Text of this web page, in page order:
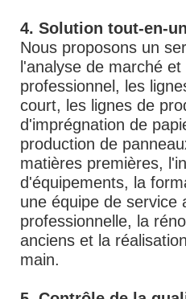
4. Solution tout-en-un
Nous proposons un
l'analyse de marché
professionnel, les
court, les lignes de
d'imprégnation de
production de
matières premières,
d'équipements, la
une équipe de service
professionnelle, la
anciens et la
main.